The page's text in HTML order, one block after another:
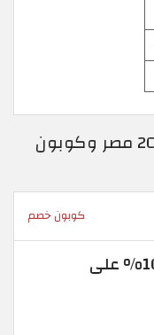
المزيد من كود خصم ماكس 2026 مصر وكوبون
كوبون خصم
كود خصم ماكس مصر بقيمة 10% على